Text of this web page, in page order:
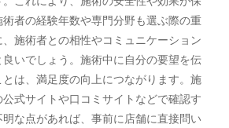
者の経験年数や専門分野も選ぶ際の重
施術者との相性やコミュニケーション
いでしょう。施術中に自分の要望を伝
は、満足度の向上につながります。施
式サイトや口コミサイトなどで確認す
な点があれば、事前に店舗に直接問い